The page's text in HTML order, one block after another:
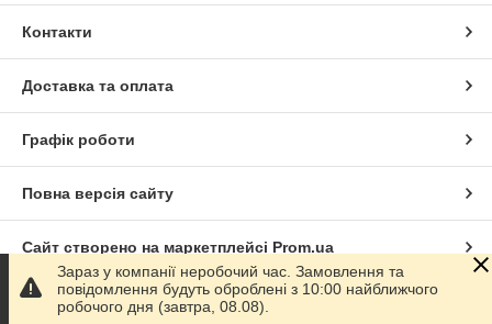
Контакти
Доставка та оплата
Графік роботи
Повна версія сайту
Сайт створено на маркетплейсі Prom.ua
Політика конфіденційності
Зараз у компанії неробочий час. Замовлення та
повідомлення будуть оброблені з 10:00 найближчого
робочого дня (завтра, 08.08).